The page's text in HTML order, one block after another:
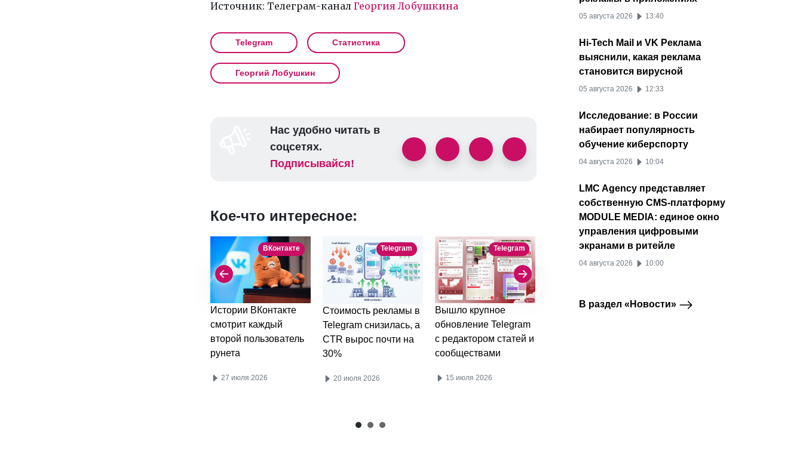
Источник: Телеграм-канал Георгия Лобушкина
Telegram Статистика
Георгий Лобушкин
Нас удобно читать в
соцсетях.
Подписывайся!
Кое-что интересное:
ВКонтакте
Истории ВКонтакте
смотрит каждый
второй пользователь
рунета
27 июля 2026
Telegram
Стоимость рекламы в
Telegram снизилась, а
CTR вырос почти на
30%
20 июля 2026
Telegram
Вышло крупное
обновление Telegram
с редактором статей и
сообществами
15 июля 2026
Telegram
DomainME объяснил
санкционных
Реестр .me
05 августа 2026 13:40
Hi-Tech Mail и VK Реклама
выяснили, какая реклама
становится вирусной
05 августа 2026 12:33
Исследование: в России
набирает популярность
обучение киберспорту
04 августа 2026 10:04
LMC Agency представляет
собственную CMS-платформу
MODULE MEDIA: единое окно
управления цифровыми
экранами в ритейле
04 августа 2026 10:00
В раздел «Новости»